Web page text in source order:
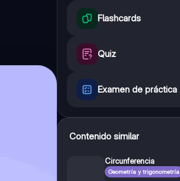
Flashcards
Quiz
Examen de práctica
Contenido similar
Circunferencia
Geometría y trigonometría